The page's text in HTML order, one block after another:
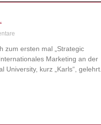
zum ersten mal „Strategic
Marketing an der
University, kurz „Karls“, gelehrt.